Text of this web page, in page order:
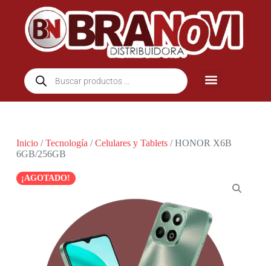
Inicio/Tecnología /Celulares y Tablets/ HONOR X6B
6GB/256GB
¡AGOTADO!